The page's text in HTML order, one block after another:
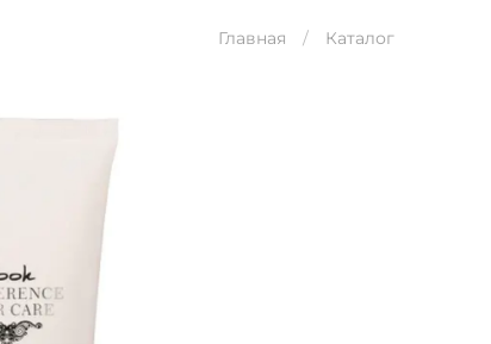
Главная Каталог